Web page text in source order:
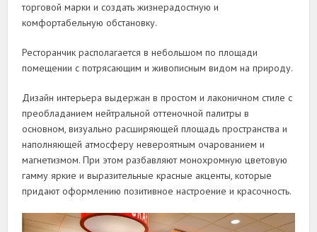
торговой марки и создать жизнерадостную и
комфортабельную обстановку.
Ресторанчик располагается в небольшом по площади
помещении с потрясающим и живописным видом на природу.
Дизайн интерьера выдержан в простом и лаконичном стиле с
преобладанием нейтральной оттеночной палитры в
основном, визуально расширяющей площадь пространства и
наполняющей атмосферу невероятным очарованием и
магнетизмом. При этом разбавляют монохромную цветовую
гамму яркие и выразительные красные акценты, которые
придают оформлению позитивное настроение и красочность.